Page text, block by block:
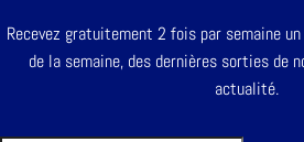
Recevez gratuitement 2 fois par semaine
de la semaine, des dernières sorties de
actualité.